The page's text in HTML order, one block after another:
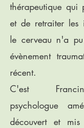
thérapeutique qui
et de retraiter les
le cerveau n'a
évènement
récent.
C'est
psychologue
découvert et